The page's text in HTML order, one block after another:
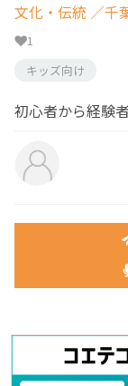
文化・伝統 ／千
1
キッズ向け
初心者から経験